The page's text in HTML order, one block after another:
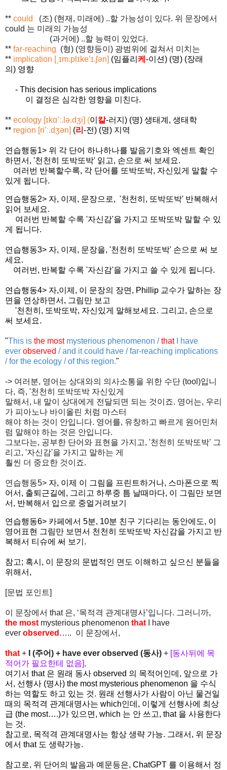
** could
(조) (현재, 미래에) ..할 가능성이 있다. 위 문장에서
could 는 미래의 가능성
(과거에) ..할 능력이 있었다.
** far-reaching (형) (영향등이) 광범위에 걸쳐서 미치는
** implication [ˌ ɪm.plɪke’ɪ.ʃən] (임플리 케 -이션) (명) (장래
의 ) 영향
- This decision has serious implications
이 결정은 심각한 영향을 미친다.
** ecology [ɪkɑ’ː. lə.dʒi] (이 칼-러지 ) (명) 생태계 , 생태학
** region [ri’ː.dʒən] (리 -전) (명) 지역
연습행동1> 위 각 단어 하나하나를 발음기호와 엑센트 확인
하면서, '천천히 또박또박' 읽고, 손으로 써 보세요.
여러번 반복할수록, 각 단어를 또박또박, 자신있게 말할 수
있게 됩니다.
연습행동2> 자, 이제, 문장으로, '천천히, 또박또박' 반복해서
읽어 보세요.
여러번 반복할 수록 '자신감'을 가지고 또박또박 말할 수 있
게 됩니다.
연습행동3> 자, 이제, 문장을, '천천히 또박또박' 손으로 써 보
세요.
여러번, 반복할 수록 '자신감'을 가지고 쓸 수 있게 됩니다.
연습행동4> 자,이제, 이 문장의 장면, Phillip 교수가 말하는 장
면을 연상하면서, 그림만 보고
'천천히, 또박또박, 자신있게 말해보세요. 그리고, 손으로
써 보세요.
"This is the mostmysterious phenomenon /thatI have
ever observed / and it could have / far-reaching implications
/ for the ecology / of this region."
-> 여러분, 영어는 상대와의 의사소통을 위한 수단 (tool)입니
다, 즉, '천천히 또박또박 자신있게
말해서, 내 말이 상대에게 전달되면 되는 것이죠. 영어는, 우리
가 피아노나 바이올린 처럼 마스터
해야 하는 것이 안입니다. 영어를, 유창하고 빠르게 원어민처
럼 말해야 하는 것은 안입니다.
그보다는, 공부한 단어와 표현을 가지고, '천천히 또박또박' 그
리고, '자신감'을 가지고 말하는 게
훨씬 더 중요한 것이죠.
연습행동5> 자, 이제 이 그림을 프린트하거나, 스마폰으로 찍
어서 , 출퇴근길에 , 그리고 하루중 틈 날때마다, 이 그림만 보면
서 , 반복해서 입으로 중얼거려보기
연습행동6> 카페에서 5분, 10분 친구 기다리는 동안에도, 이
영어표현 그림만 보면서 천천히 또박또박 자신감을 가지고 반
복해서 티슈에 써 보기.
참고; 혹시, 이 문장의 문법적인 면도 이해하고 싶으신 분들을
위해서,
[문법 포인트]
이 문장에서 that 은, ‘목적격 관계대명사’입니다. 그러니까,
the most mysterious phenomenon that
I have
ever observed ….. 이 문장에서,
that+ (주어) + have ever observed (동사) + [동사뒤에 목
적어가 필요한테 없음],
여기서 that 은 원래 동사 observed 의 목적어인데 , 앞으로 가
서 , 선행사 (명사) the most mysterious phenomenon 을 수식
하는 역할도 하고 있는 것. 원래 선행사가 사람이 아닌 물건일
때의 목적격 관계대명사는 which인데 , 이렇게 선행사에 최상
급 (the most….)가 있으면, which 는 안 쓰고, that 을 사용한다
는 것.
참고로, 목적격 관계대명사는 항상 생략 가능. 그래서, 위 문장
에서 that 도 생략가능.
참고로, 위 단어의 발음과 예문등은, ChatGPT 를 이용해서 정